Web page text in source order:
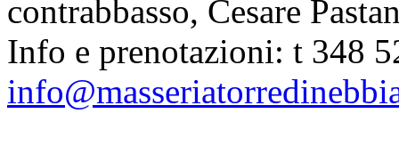
contrabbasso, Cesare
Info e prenotazioni: t 348